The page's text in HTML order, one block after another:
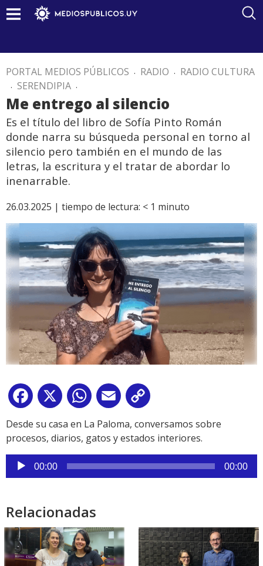
PORTAL MEDIOS PÚBLICOS . RADIO . RADIO CULTURA
. SERENDIPIA .
Me entrego al silencio
Es el título del libro de Sofía Pinto Román
donde narra su búsqueda personal en torno al
silencio pero también en el mundo de las
letras, la escritura y el tratar de abordar lo
inenarrable.
26.03.2025 | tiempo de lectura: < 1 minuto
Facebook
X WhatsApp
Email
Link
Desde su casa en La Paloma, conversamos sobre
procesos, diarios, gatos y estados interiores.
Reproductor
de
00:00 00:00
Relacionadas